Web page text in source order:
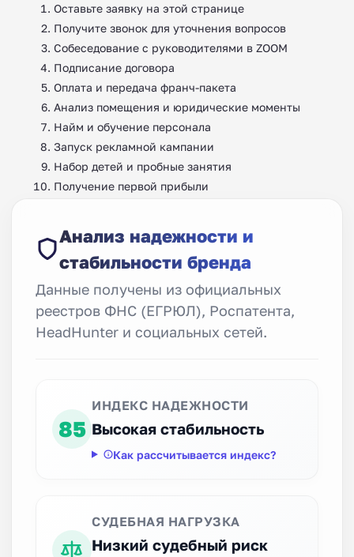
Оставьте заявку на этой странице
Получите звонок для уточнения вопросов
Собеседование с руководителями в ZOOM
Подписание договора
Оплата и передача франч-пакета
Анализ помещения и юридические моменты ‍
Найм и обучение персонала ‍
Запуск рекламной кампании
Набор детей и пробные занятия
Получение первой прибыли
Анализ надежности и
стабильности бренда
Данные получены из официальных
реестров ФНС (ЕГРЮЛ), Роспатента,
HeadHunter и социальных сетей.
85
ИНДЕКС НАДЕЖНОСТИ
Высокая стабильность
Как рассчитывается индекс?
СУДЕБНАЯ НАГРУЗКА
Низкий судебный риск